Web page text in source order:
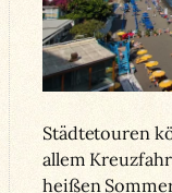
Städtetouren
allem
heißen